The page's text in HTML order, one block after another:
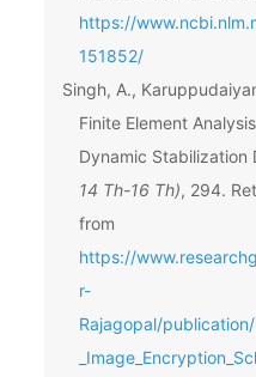
https://
151852/
Singh, A.,
Finite Element
Dynamic Stabilization
14 Th-16 Th), 294.
from
https://
r-
Rajagopal/